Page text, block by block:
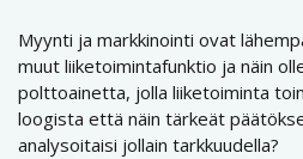
Myynti ja markkinointi ovat
muut liiketoimintafunktio ja näin
polttoainetta, jolla liiketoiminta
loogista että näin tärkeät
analysoitaisi jollain tarkkuudella?